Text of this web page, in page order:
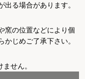
る場合があります。
窯の位置などにより個
じめご了承下さい。
せん。